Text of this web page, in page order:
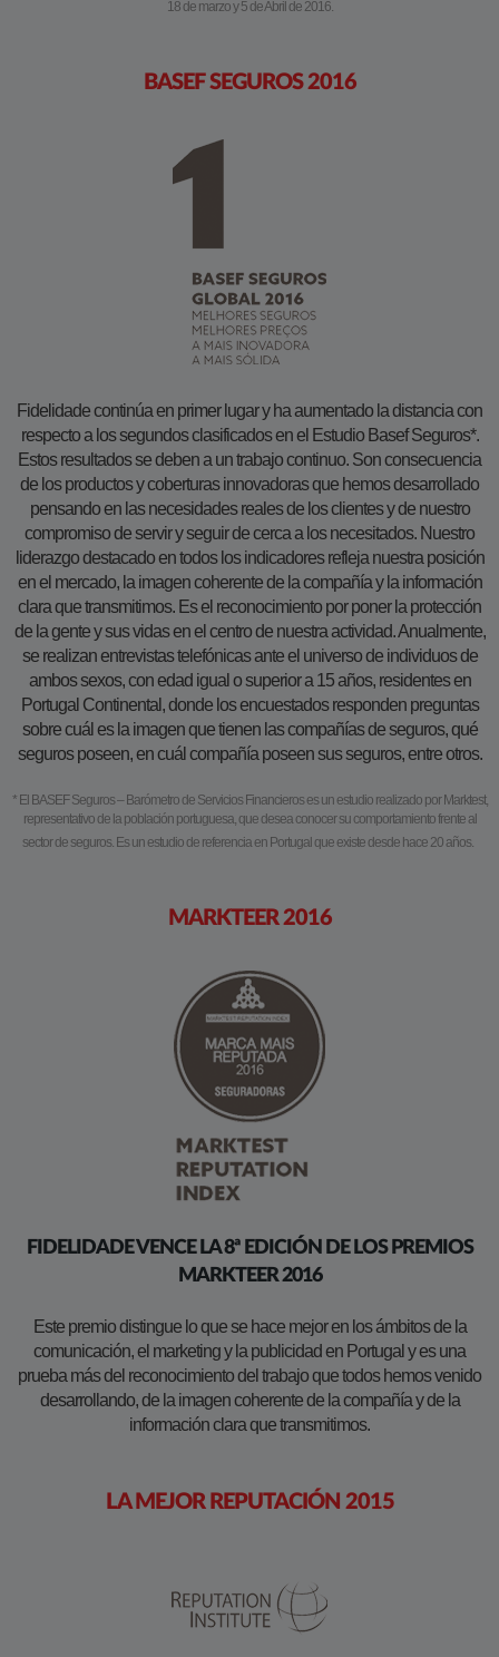
18 de marzo y 5 de Abril de 2016.
BASEF SEGUROS 2016
Fidelidade continúa en primer lugar y ha aumentado la distancia con
respecto a los segundos clasificados en el Estudio Basef Seguros*.
Estos resultados se deben a un trabajo continuo. Son consecuencia
de los productos y coberturas innovadoras que hemos desarrollado
pensando en las necesidades reales de los clientes y de nuestro
compromiso de servir y seguir de cerca a los necesitados. Nuestro
liderazgo destacado en todos los indicadores refleja nuestra posición
en el mercado, la imagen coherente de la compañía y la información
clara que transmitimos. Es el reconocimiento por poner la protección
de la gente y sus vidas en el centro de nuestra actividad. Anualmente,
se realizan entrevistas telefónicas ante el universo de individuos de
ambos sexos, con edad igual o superior a 15 años, residentes en
Portugal Continental, donde los encuestados responden preguntas
sobre cuál es la imagen que tienen las compañías de seguros, qué
seguros poseen, en cuál compañía poseen sus seguros, entre otros.
* El BASEF Seguros – Barómetro de Servicios Financieros es un estudio realizado por Marktest,
representativo de la población portuguesa, que desea conocer su comportamiento frente al
sector de seguros. Es un estudio de referencia en Portugal que existe desde hace 20 años.
MARKTEER 2016
FIDELIDADE VENCE LA 8ª EDICIÓN DE LOS PREMIOS
MARKTEER 2016
Este premio distingue lo que se hace mejor en los ámbitos de la
comunicación, el marketing y la publicidad en Portugal y es una
prueba más del reconocimiento del trabajo que todos hemos venido
desarrollando, de la imagen coherente de la compañía y de la
información clara que transmitimos.
LA MEJOR REPUTACIÓN 2015​